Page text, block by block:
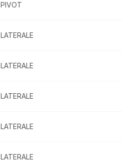
PIVOT
LATERALE
LATERALE
LATERALE
LATERALE
LATERALE